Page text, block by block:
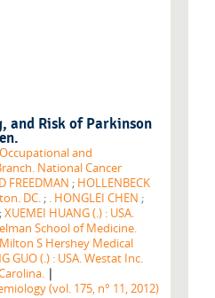
and Risk of Parkinson
and
National Cancer
FREEDMAN ; HOLLENBECK
DC. ; . HONGLEI CHEN ;
;XUEMEI HUANG (.) : USA.
School of Medicine.
S Hershey Medical
GUO (.) : USA. Westat Inc.
|
(vol. 175, n° 11, 2012)